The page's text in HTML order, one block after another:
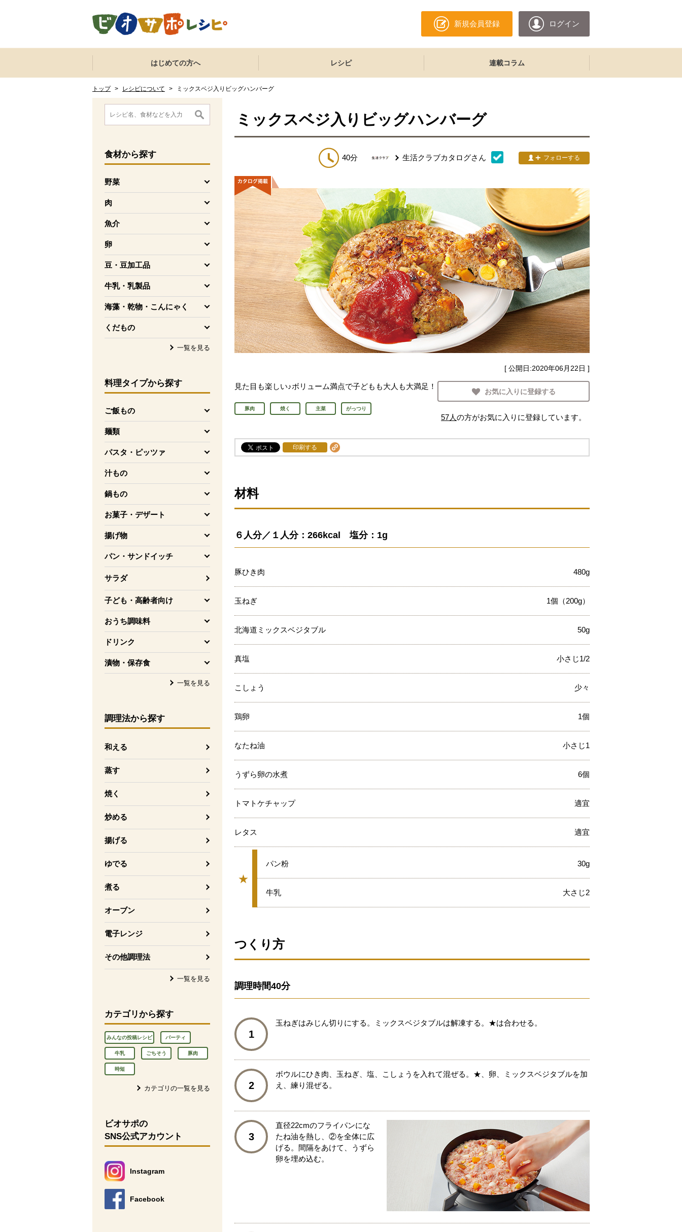
新規会員登録 ログイン
ここからサイト内共通メニューです。
サイト内共通メニューをスキップする
はじめての方へ レシピ 連載コラム
トップ > レシピについて > ミックスベジ入りビッグハンバーグ
ここから消費材検索メニューです。
食材から探す
野菜
を開く
肉
を開く
魚介
を開く
卵
を開く
豆・豆加工品
を開く
牛乳・乳製品
を開く
海藻・乾物・こんにゃく
を開く
くだもの
を開く
一覧を見る
料理タイプから探す
ご飯もの
を開く
麺類
を開く
パスタ・ピッツァ
を開く
汁もの
を開く
鍋もの
を開く
お菓子・デザート
を開く
揚げ物
を開く
パン・サンドイッチ
を開く
サラダ
子ども・高齢者向け
を開く
おうち調味料
を開く
ドリンク
を開く
漬物・保存食
を開く
一覧を見る
調理法から探す
和える
蒸す
焼く
炒める
揚げる
ゆでる
煮る
オーブン
電子レンジ
その他調理法
一覧を見る
カテゴリから探す
みんなの投稿レシピ パーティ
牛乳 ごちそう 豚肉
時短
カテゴリの一覧を見る
消費材検索メニューここまで。
ここから本文です。
ビオサポの
SNS公式アカウント
Instagram
別のウィンドウで開きます。
Facebook
別のウィンドウで開きます。
ミックスベジ入りビッグハンバーグ
40分 生活クラブカタログさん フォローする
[ 公開日:2020年06月22日 ]
見た目も楽しい♪ボリューム満点で子どもも大人も大満足！
豚肉 焼く 主菜 がっつり
お気に入りに登録する
57人の方がお気に入りに登録しています。
印刷する
材料
６人分／１人分：266kcal 塩分：1g
豚ひき肉 480g
玉ねぎ 1個（200g）
北海道ミックスベジタブル 50g
真塩 小さじ1/2
こしょう 少々
鶏卵 1個
なたね油 小さじ1
うずら卵の水煮 6個
トマトケチャップ 適宜
レタス 適宜
★
グループ
★
パン粉 30g
★
牛乳 大さじ2
つくり方
調理時間40分
1
玉ねぎはみじん切りにする。ミックスベジタブルは解凍する。★は合わせる。
2
ボウルにひき肉、玉ねぎ、塩、こしょうを入れて混ぜる。★、卵、ミックスベジタブルを加
え、練り混ぜる。
3
直径22cmのフライパンにな
たね油を熱し、②を全体に広
げる。間隔をあけて、うずら
卵を埋め込む。